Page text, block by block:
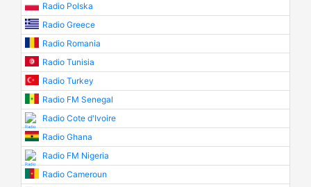
Radio Polska
Radio Greece
Radio Romania
Radio Tunisia
Radio Turkey
Radio FM Senegal
Radio Cote d'Ivoire
Radio Ghana
Radio FM Nigeria
Radio Cameroun